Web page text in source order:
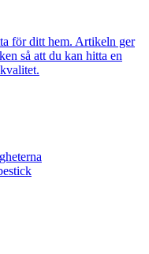
för ditt hem. Artikeln ger
så att du kan hitta en